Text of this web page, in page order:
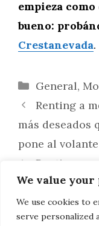
We value
We use cookies to
serve personalized
empieza
bueno:
Crestanevada.
Categorías
General,
Renting a
más deseados
pone al volante
Renting
Madrid:
Crestanevada
máximo